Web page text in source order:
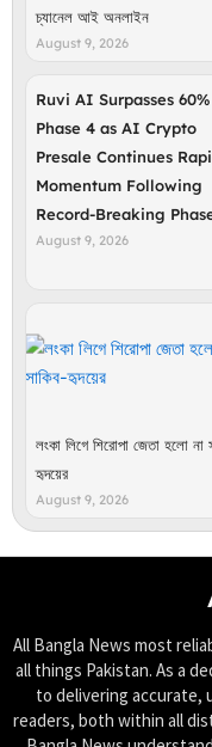
চ্যানেল আই অনলাইন
August 9, 2026
Ruvi AI Surpasses
Phase 4 as AI Crypto
Presale Continues
Momentum Following
Record-Breaking
August 9, 2026
লংকা লিগে শিরোপা জেতা হলো না
হৃদয়ের
August 9, 2026
All Bangla News most
all things Pakistan. As a
to delivering accurate,
readers, both within all